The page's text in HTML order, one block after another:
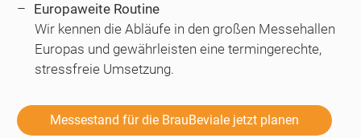
Europaweite Routine
Wir kennen die Abläufe in den großen Messehallen
Europas und gewährleisten eine termingerechte,
stressfreie Umsetzung.
Messestand für die BrauBeviale jetzt planen